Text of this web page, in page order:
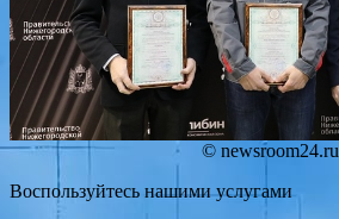
© newsroom24.ru
Воспользуйтесь нашими услугами